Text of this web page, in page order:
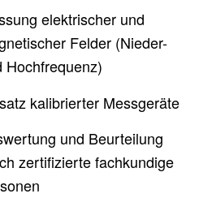
elektrischer und
Felder (Nieder-
Hochfrequenz)
kalibrierter Messgeräte
und Beurteilung
zertifizierte fachkundige